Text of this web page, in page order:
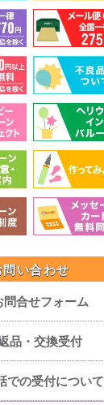
問い合わせ
問合せフォーム
品・交換受付
での受付について